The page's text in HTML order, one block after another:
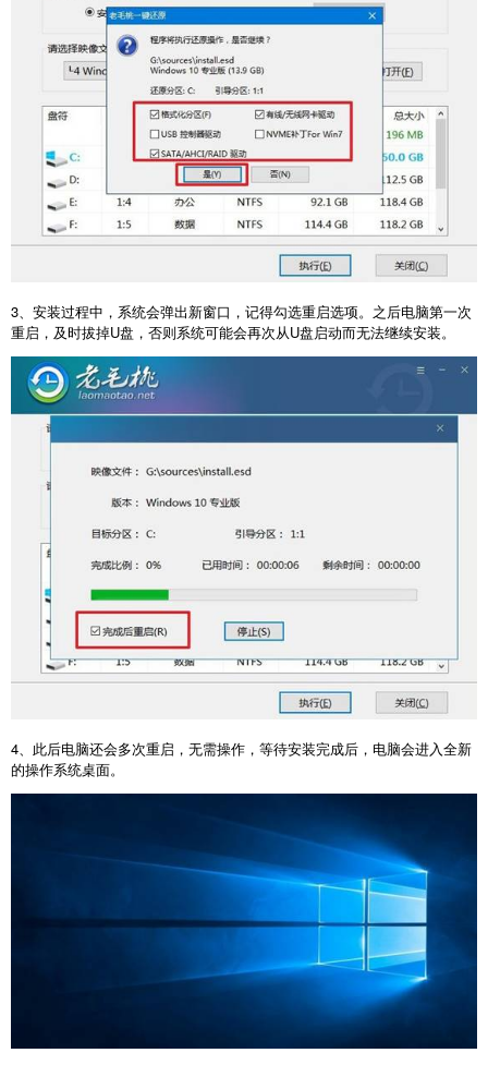
3 、安装过程中，系统会弹出新窗口，记得勾选重启选项。之后电脑第一次
重启，及时拔掉U盘，否则系统可能会再次从U盘启动而无法继续安装。
4、此后电脑还会多次重启，无需操作，等待安装完成后，电脑会进入全新
的操作系统桌面。